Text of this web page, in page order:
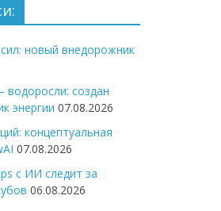
новый внедорожник
создан
энергии 07.08.2026
концептуальная
07.08.2026
с ИИ следит за
06.08.2026